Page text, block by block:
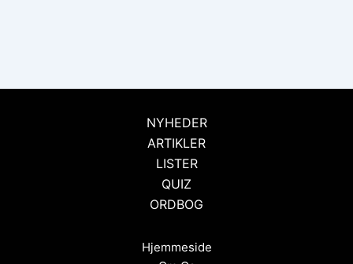
NYHEDER
ARTIKLER
LISTER
QUIZ
ORDBOG
Hjemmeside